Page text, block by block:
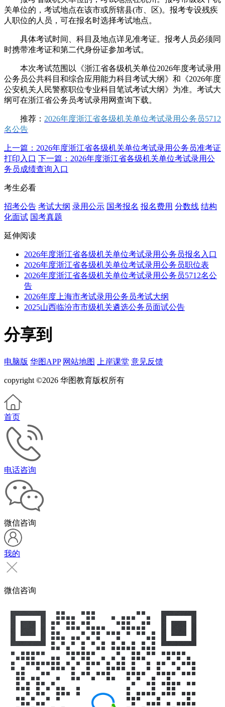
关单位的，考试地点在该市或所辖县(市、区)。报考专设残疾
人职位的人员，可在报名时选择考试地点。
具体考试时间、科目及地点详见准考证。报考人员必须同
时携带准考证和第二代身份证参加考试。
本次考试范围以《浙江省各级机关单位2026年度考试录用
公务员公共科目和综合应用能力科目考试大纲》和《2026年度
公安机关人民警察职位专业科目笔试考试大纲》为准。考试大
纲可在浙江省公务员考试录用网查询下载。
推荐： 2026年度浙江省各级机关单位考试录用公务员5712
名公告
上一篇：2026年度浙江省各级机关单位考试录用公务员准考证
打印入口 下一篇：2026年度浙江省各级机关单位考试录用公
务员成绩查询入口
考生必看
招考公告 考试大纲 录用公示 国考报名 报名费用 分数线 结构
化面试 国考真题
延伸阅读
2026年度浙江省各级机关单位考试录用公务员报名入口
2026年度浙江省各级机关单位考试录用公务员职位表
2026年度浙江省各级机关单位考试录用公务员5712名公
告
2026年度上海市考试录用公务员考试大纲
2025山西临汾市市级机关遴选公务员面试公告
分享到
电脑版 华图APP 网站地图 上岸课堂 意见反馈
copyright ©2026 华图教育版权所有
首页
电话咨询
微信咨询
我的
微信咨询